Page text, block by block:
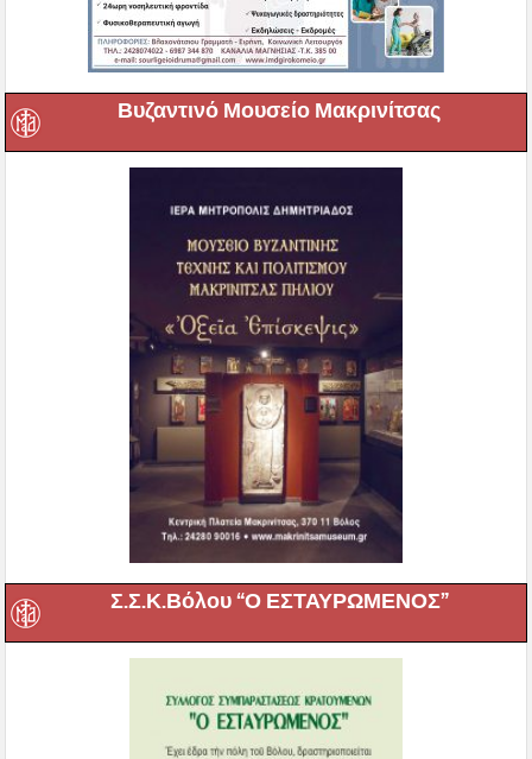
Βυζαντινό Μουσείο Μακρινίτσας
Σ.Σ.Κ.Βόλου “Ο ΕΣΤΑΥΡΩΜΕΝΟΣ”